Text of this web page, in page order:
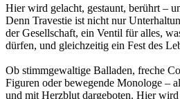
Hier wird gelacht, gestaunt, berührt –
Denn Travestie ist nicht nur
der Gesellschaft, ein Ventil für alles,
dürfen, und gleichzeitig ein Fest des
Ob stimmgewaltige Balladen, freche
Figuren oder bewegende Monologe –
und mit Herzblut dargeboten. Hier